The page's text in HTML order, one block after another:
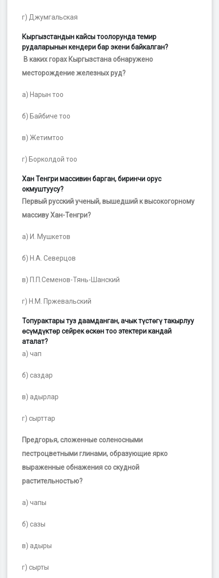
г) Джумгальская
Кыргызстандын кайсы тоолорунда темир
рудаларынын кендери бар экени байкалган?
В каких горах Кыргызстана обнаружено
месторождение железных руд?
а) Нарын тоо
б) Байбиче тоо
в) Жетимтоо
г) Борколдой тоо
Хан Тенгри массивин барган, биринчи орус
окмуштуусу?
Первый русский ученый, вышедший к высокогорному
массиву Хан-Тенгри?
а) И. Мушкетов
б) Н.А. Северцов
в) П.П.Семенов-Тянь-Шанский
г) Н.М. Пржевальский
Топурактары туз даамданган, ачык түстөгү такырлуу
өсүмдүктөр сейрек өскөн тоо этектери кандай
аталат?
а) чап
б) саздар
в) адырлар
г) сырттар
Предгорья, сложенные соленосными
пестроцветными глинами, образующие ярко
выраженные обнажения со скудной
растительностью?
а) чапы
б) сазы
в) адыры
г) сырты